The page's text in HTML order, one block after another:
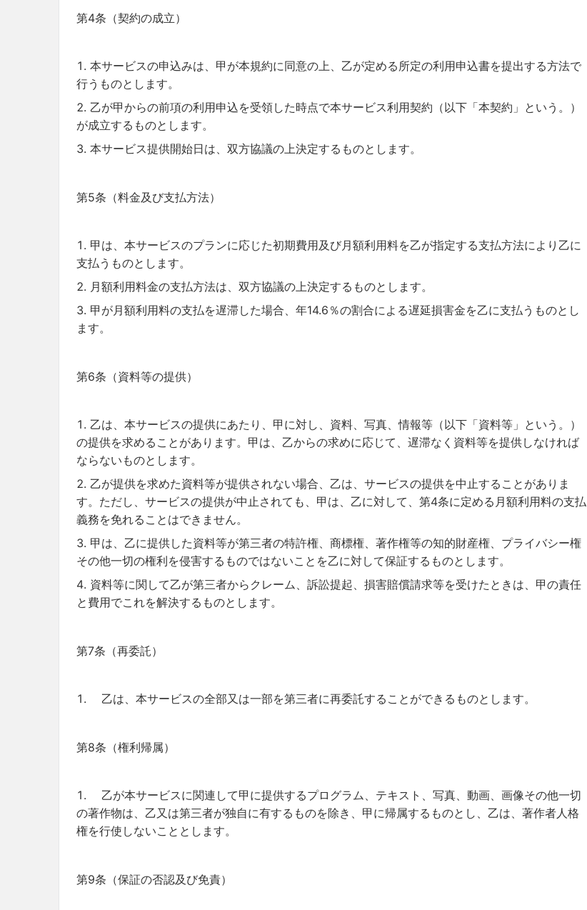
第4条（契約の成立）
本サービスの申込みは、甲が本規約に同意の上、乙が定める所定の利用申込書を提出する方法で
行うものとします。
乙が甲からの前項の利用申込を受領した時点で本サービス利用契約（以下「本契約」という。）
が成立するものとします。
本サービス提供開始日は、双方協議の上決定するものとします。
第5条（料金及び支払方法）
甲は、本サービスのプランに応じた初期費用及び月額利用料を乙が指定する支払方法により乙に
支払うものとします。
月額利用料金の支払方法は、双方協議の上決定するものとします。
甲が月額利用料の支払を遅滞した場合、年14.6％の割合による遅延損害金を乙に支払うものとし
ます。
第6条（資料等の提供）
乙は、本サービスの提供にあたり、甲に対し、資料、写真、情報等（以下「資料等」という。）
の提供を求めることがあります。甲は、乙からの求めに応じて、遅滞なく資料等を提供しなければ
ならないものとします。
乙が提供を求めた資料等が提供されない場合、乙は、サービスの提供を中止することがありま
す。ただし、サービスの提供が中止されても、甲は、乙に対して、第4条に定める月額利用料の支払
義務を免れることはできません。
甲は、乙に提供した資料等が第三者の特許権、商標権、著作権等の知的財産権、プライバシー権
その他一切の権利を侵害するものではないことを乙に対して保証するものとします。
資料等に関して乙が第三者からクレーム、訴訟提起、損害賠償請求等を受けたときは、甲の責任
と費用でこれを解決するものとします。
第7条（再委託）
乙は、本サービスの全部又は一部を第三者に再委託することができるものとします。
第8条（権利帰属）
乙が本サービスに関連して甲に提供するプログラム、テキスト、写真、動画、画像その他一切
の著作物は、乙又は第三者が独自に有するものを除き、甲に帰属するものとし、乙は、著作者人格
権を行使しないこととします。
第9条（保証の否認及び免責）